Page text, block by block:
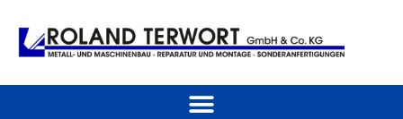
Inhalt
springen